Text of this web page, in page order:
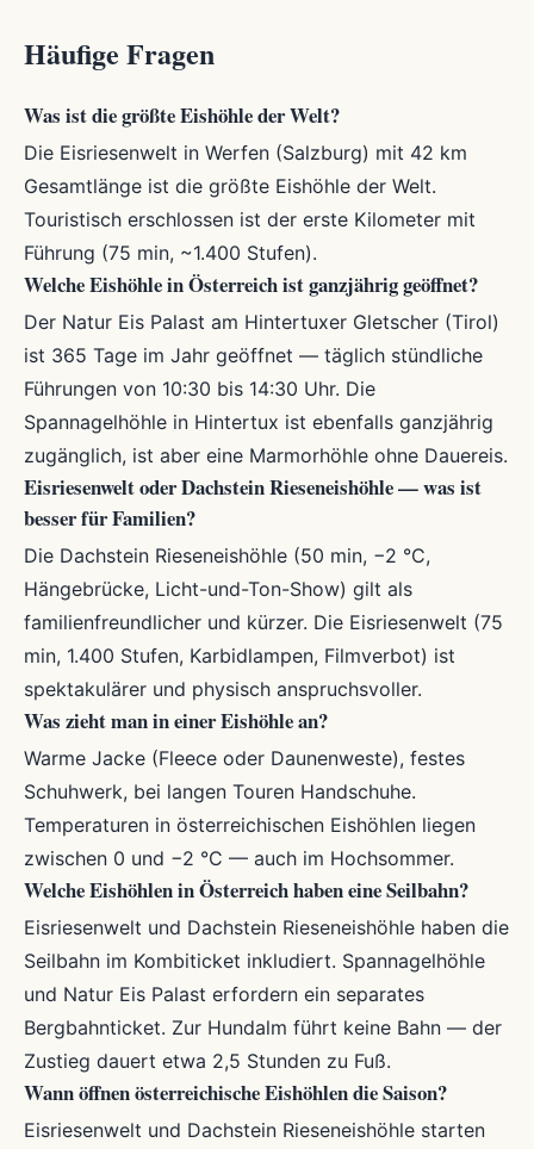
Häufige Fragen
Was ist die größte Eishöhle der Welt?
Die Eisriesenwelt in Werfen (Salzburg) mit 42 km
Gesamtlänge ist die größte Eishöhle der Welt.
Touristisch erschlossen ist der erste Kilometer mit
Führung (75 min, ~1.400 Stufen).
Welche Eishöhle in Österreich ist ganzjährig geöffnet?
Der Natur Eis Palast am Hintertuxer Gletscher (Tirol)
ist 365 Tage im Jahr geöffnet — täglich stündliche
Führungen von 10:30 bis 14:30 Uhr. Die
Spannagelhöhle in Hintertux ist ebenfalls ganzjährig
zugänglich, ist aber eine Marmorhöhle ohne Dauereis.
Eisriesenwelt oder Dachstein Rieseneishöhle — was ist
besser für Familien?
Die Dachstein Rieseneishöhle (50 min, −2 °C,
Hängebrücke, Licht-und-Ton-Show) gilt als
familienfreundlicher und kürzer. Die Eisriesenwelt (75
min, 1.400 Stufen, Karbidlampen, Filmverbot) ist
spektakulärer und physisch anspruchsvoller.
Was zieht man in einer Eishöhle an?
Warme Jacke (Fleece oder Daunenweste), festes
Schuhwerk, bei langen Touren Handschuhe.
Temperaturen in österreichischen Eishöhlen liegen
zwischen 0 und −2 °C — auch im Hochsommer.
Welche Eishöhlen in Österreich haben eine Seilbahn?
Eisriesenwelt und Dachstein Rieseneishöhle haben die
Seilbahn im Kombiticket inkludiert. Spannagelhöhle
und Natur Eis Palast erfordern ein separates
Bergbahnticket. Zur Hundalm führt keine Bahn — der
Zustieg dauert etwa 2,5 Stunden zu Fuß.
Wann öffnen österreichische Eishöhlen die Saison?
Eisriesenwelt und Dachstein Rieseneishöhle starten